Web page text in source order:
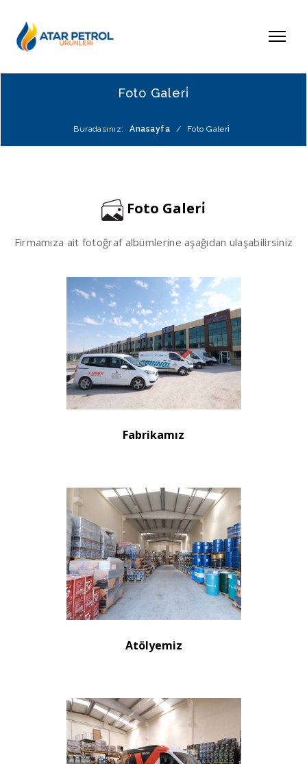
Foto Galeri̇
Buradasınız: Anasayfa / Foto Galeri̇
Foto Galeri̇
Firmamıza ait fotoğraf albümlerine aşağıdan ulaşabilirsiniz
Fabrikamız
Atölyemiz